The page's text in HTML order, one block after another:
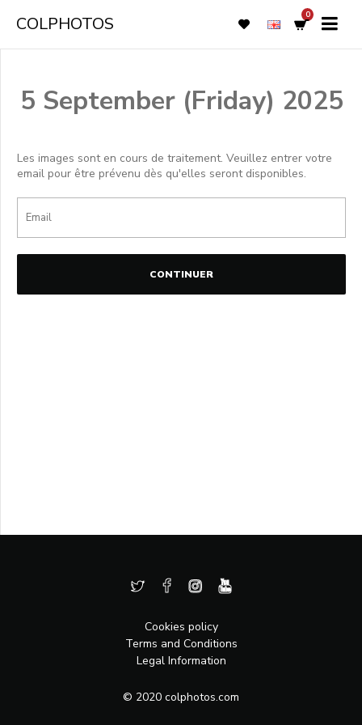
COLPHOTOS 0
5 September (Friday) 2025
Les images sont en cours de traitement. Veuillez entrer votre
email pour être prévenu dès qu'elles seront disponibles.
CONTINUER
Cookies policy
Terms and Conditions
Legal Information
© 2020 colphotos.com